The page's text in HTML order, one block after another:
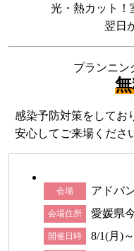
光・熱カット！
翌日
プランニン
感染予防対策をしてお
安心してご来場くださ
会場 アドバ
会場住所 愛媛県
開催日時 8/1(月)